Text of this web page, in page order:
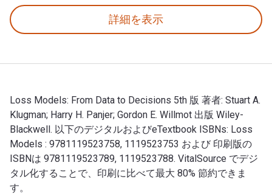
詳細を表示
Loss Models: From Data to Decisions 5th 版 著者: Stuart A.
Klugman; Harry H. Panjer; Gordon E. Willmot 出版 Wiley-
Blackwell. 以下のデジタルおよびeTextbook ISBNs: Loss
Models : 9781119523758, 1119523753 および 印刷版の
ISBNは 9781119523789, 1119523788. VitalSource でデジ
タル化することで、印刷に比べて最大 80% 節約できま
す。